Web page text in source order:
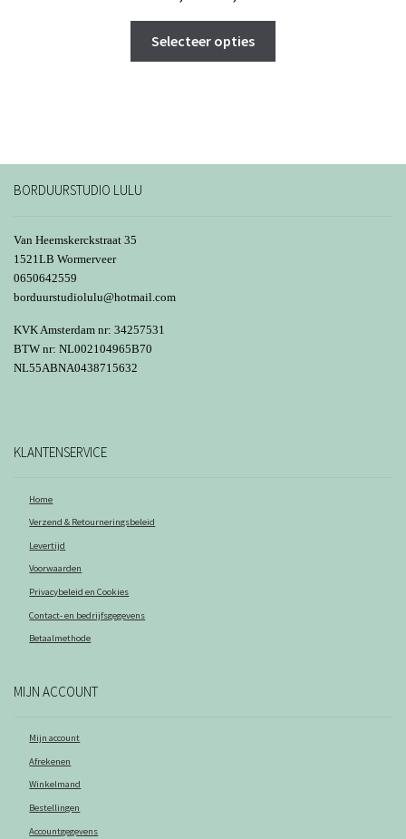
€ 19,99
tot
€ 22,95
Selecteer opties
optie
BORDUURSTUDIO LULU
Van Heemskerckstraat 35
1521LB Wormerveer
0650642559
borduurstudiolulu@hotmail.com
KVK Amsterdam nr: 34257531
BTW nr: NL002104965B70
NL55ABNA0438715632
KLANTENSERVICE
Home
Verzend & Retourneringsbeleid
Levertijd
Voorwaarden
Privacybeleid en Cookies
Contact- en bedrijfsgegevens
Betaalmethode
MIJN ACCOUNT
Mijn account
Afrekenen
Winkelmand
Bestellingen
Accountgegevens